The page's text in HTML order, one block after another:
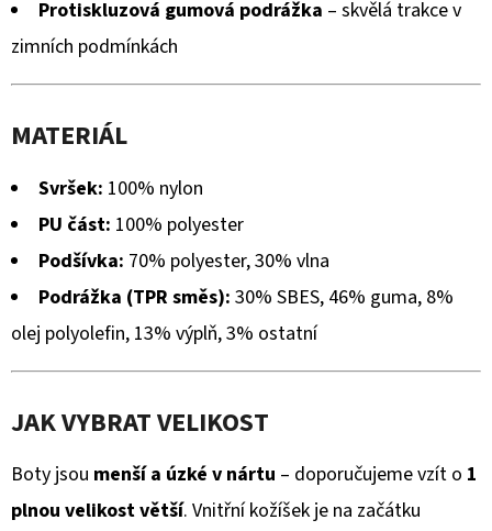
Protiskluzová gumová podrážka – skvělá trakce v
zimních podmínkách
MATERIÁL
Svršek: 100% nylon
PU část: 100% polyester
Podšívka: 70% polyester, 30% vlna
Podrážka (TPR směs): 30% SBES, 46% guma, 8%
olej polyolefin, 13% výplň, 3% ostatní
JAK VYBRAT VELIKOST
Boty jsou menší a úzké v nártu – doporučujeme vzít o 1
plnou velikost větší. Vnitřní kožíšek je na začátku